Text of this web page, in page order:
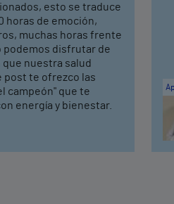
esto se traduce
horas de emoción,
muchas horas frente
podemos disfrutar de
nuestra salud
post te ofrezco las
campeón" que te
energía y bienestar.